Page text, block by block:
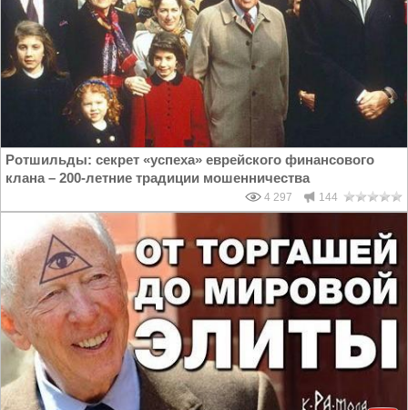
Ротшильды: секрет «успеха» еврейского финансового
клана – 200-летние традиции мошенничества
4 297 144